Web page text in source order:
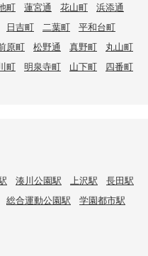
町 蓮宮通 花山町
浜添通
日吉町 二葉町
平和台町
原町 松野通 真野町
丸山町
町 明泉寺町 山下町
四番町
湊川公園駅 上沢駅
長田駅
総合運動公園駅
学園都市駅